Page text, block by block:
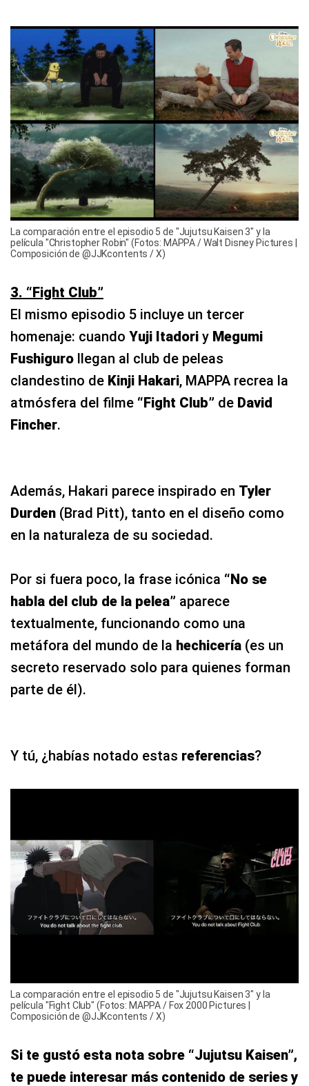
La comparación entre el episodio 5 de "Jujutsu Kaisen 3" y la
película "Christopher Robin" (Fotos: MAPPA / Walt Disney Pictures |
Composición de @JJKcontents / X)
3. “Fight Club”
El mismo episodio 5 incluye un tercer
homenaje: cuando Yuji Itadori y Megumi
Fushiguro llegan al club de peleas
clandestino de Kinji Hakari, MAPPA recrea la
atmósfera del filme “Fight Club” de David
Fincher.
Además, Hakari parece inspirado en Tyler
Durden (Brad Pitt), tanto en el diseño como
en la naturaleza de su sociedad.
Por si fuera poco, la frase icónica “No se
habla del club de la pelea” aparece
textualmente, funcionando como una
metáfora del mundo de la hechicería (es un
secreto reservado solo para quienes forman
parte de él).
Y tú, ¿habías notado estas referencias?
La comparación entre el episodio 5 de "Jujutsu Kaisen 3" y la
película "Fight Club" (Fotos: MAPPA / Fox 2000 Pictures |
Composición de @JJKcontents / X)
Si te gustó esta nota sobre “Jujutsu Kaisen”,
te puede interesar más contenido de series y